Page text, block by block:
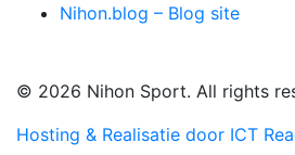
Nihon.blog – Blog site
© 2026 Nihon Sport. All rights
Hosting & Realisatie door ICT